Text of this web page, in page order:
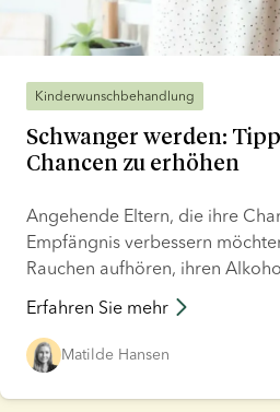
Kinderwunschbehandlung
Schwanger werden:
Chancen zu erhöhen
Angehende Eltern, die ihre
Empfängnis verbessern
Rauchen aufhören, ihren
sich regelmäßig bewegen,
und sich ausgewogen ernähren
Ballaststoffen und einfach
diesem Artikel geben wir Ihnen
praktische Ratschläge zu den
Erfahren Sie mehr
Matilde Hansen